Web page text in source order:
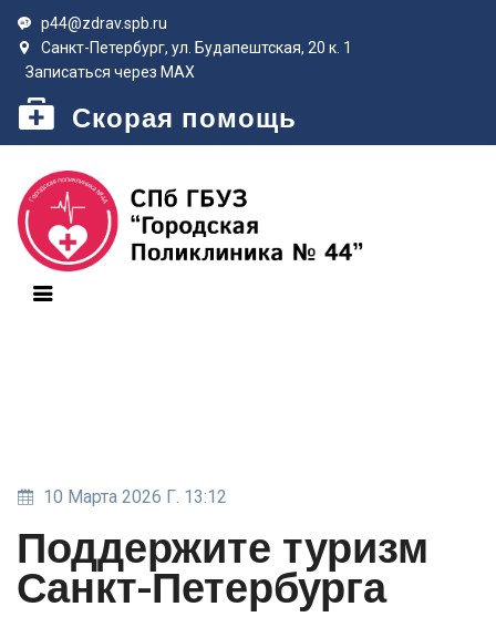
p44@zdrav.spb.ru
Санкт-Петербург, ул. Будапештская, 20 к. 1
Записаться через MAX
Скорая помощь
10 Марта 2026 Г. 13:12
Поддержите туризм
Санкт-Петербурга